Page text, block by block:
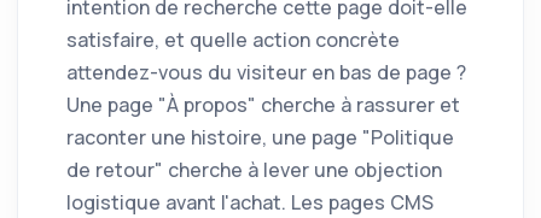
intention de recherche cette page doit-elle
satisfaire, et quelle action concrète
attendez-vous du visiteur en bas de page ?
Une page "À propos" cherche à rassurer et
raconter une histoire, une page "Politique
de retour" cherche à lever une objection
logistique avant l'achat. Les pages CMS